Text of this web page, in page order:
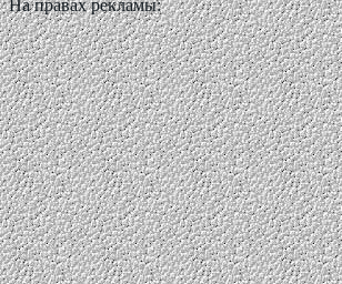
На правах рекламы: